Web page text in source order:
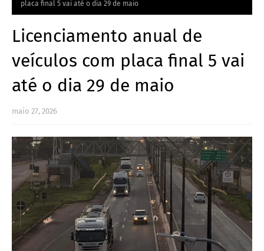
placa final 5 vai até o dia 29 de maio
Licenciamento anual de
veículos com placa final 5 vai
até o dia 29 de maio
maio 27, 2026